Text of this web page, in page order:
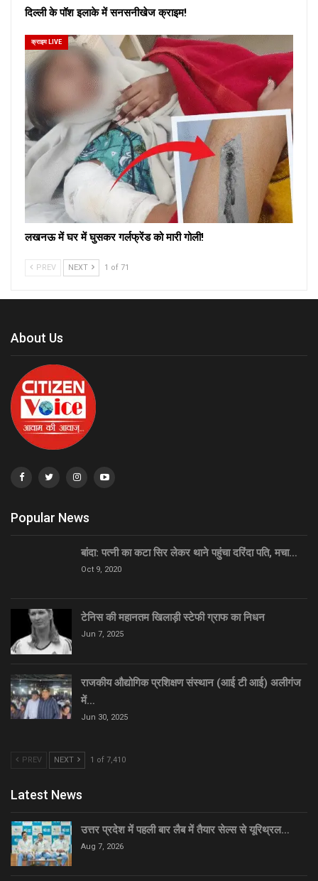
दिल्ली के पॉश इलाके में सनसनीखेज क्राइम!
क्राइम LIVE
लखनऊ में घर में घुसकर गर्लफ्रेंड को मारी गोली!
PREV NEXT 1 of 71
About Us
Popular News
बांदा: पत्नी का कटा सिर लेकर थाने पहुंचा दरिंदा पति, मचा…
Oct 9, 2020
टेनिस की महानतम खिलाड़ी स्टेफी ग्राफ का निधन
Jun 7, 2025
राजकीय औद्योगिक प्रशिक्षण संस्थान (आई टी आई) अलीगंज
में…
Jun 30, 2025
PREV NEXT 1 of 7,410
Latest News
उत्तर प्रदेश में पहली बार लैब में तैयार सेल्स से यूरिथ्रल…
Aug 7, 2026